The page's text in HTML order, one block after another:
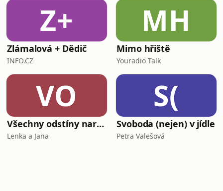
Z+
Zlámalová + Dědič
INFO.CZ
MH
Mimo hřiště
Youradio Talk
VO
Všechny odstíny narcismu
Lenka a Jana
S(
Svoboda (nejen) v jídle
Petra Valešová